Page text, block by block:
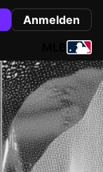
Anmelden